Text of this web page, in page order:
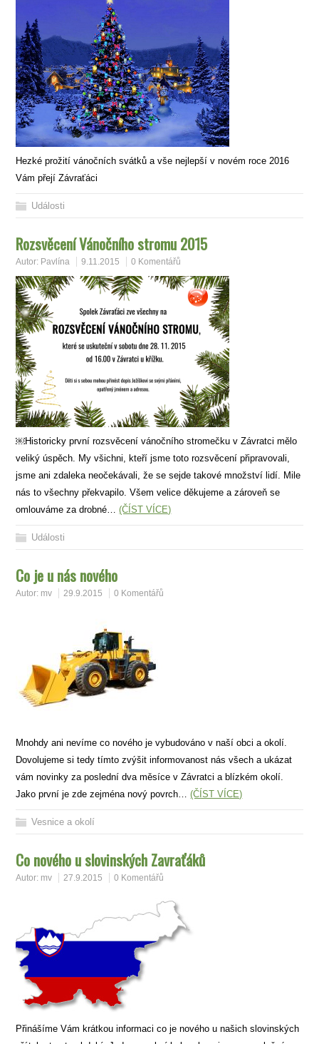
Hezké prožití vánočních svátků a vše nejlepší v novém roce 2016
Vám přejí Závraťáci
Události
Rozsvěcení Vánočního stromu 2015
Autor: Pavlína 9.11.2015 0 Komentářů
￼Historicky první rozsvěcení vánočního stromečku v Závratci mělo
veliký úspěch. My všichni, kteří jsme toto rozsvěcení připravovali,
jsme ani zdaleka neočekávali, že se sejde takové množství lidí. Mile
nás to všechny překvapilo. Všem velice děkujeme a zároveň se
omlouváme za drobné…(ČÍST VÍCE)
Události
Co je u nás nového
Autor: mv 29.9.2015 0 Komentářů
Mnohdy ani nevíme co nového je vybudováno v naší obci a okolí.
Dovolujeme si tedy tímto zvýšit informovanost nás všech a ukázat
vám novinky za poslední dva měsíce v Závratci a blízkém okolí.
Jako první je zde zejména nový povrch…(ČÍST VÍCE)
Vesnice a okolí
Co nového u slovinských Zavraťáků
Autor: mv 27.9.2015 0 Komentářů
Přinášíme Vám krátkou informaci co je nového u našich slovinských